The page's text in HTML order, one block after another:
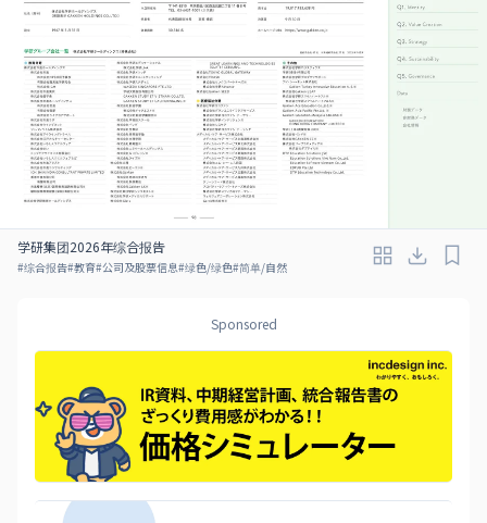
学研集团2026年综合报告
#综合报告#教育#公司及股票信息#绿色/绿色#简单/自然
Sponsored